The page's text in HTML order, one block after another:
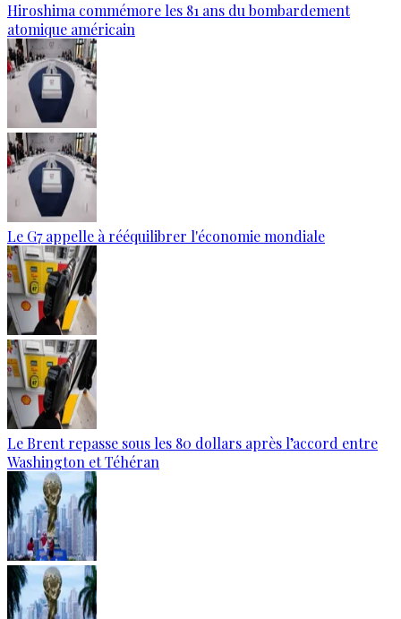
Hiroshima commémore les 81 ans du bombardement
atomique américain
Le G7 appelle à rééquilibrer l'économie mondiale
Le Brent repasse sous les 80 dollars après l’accord entre
Washington et Téhéran